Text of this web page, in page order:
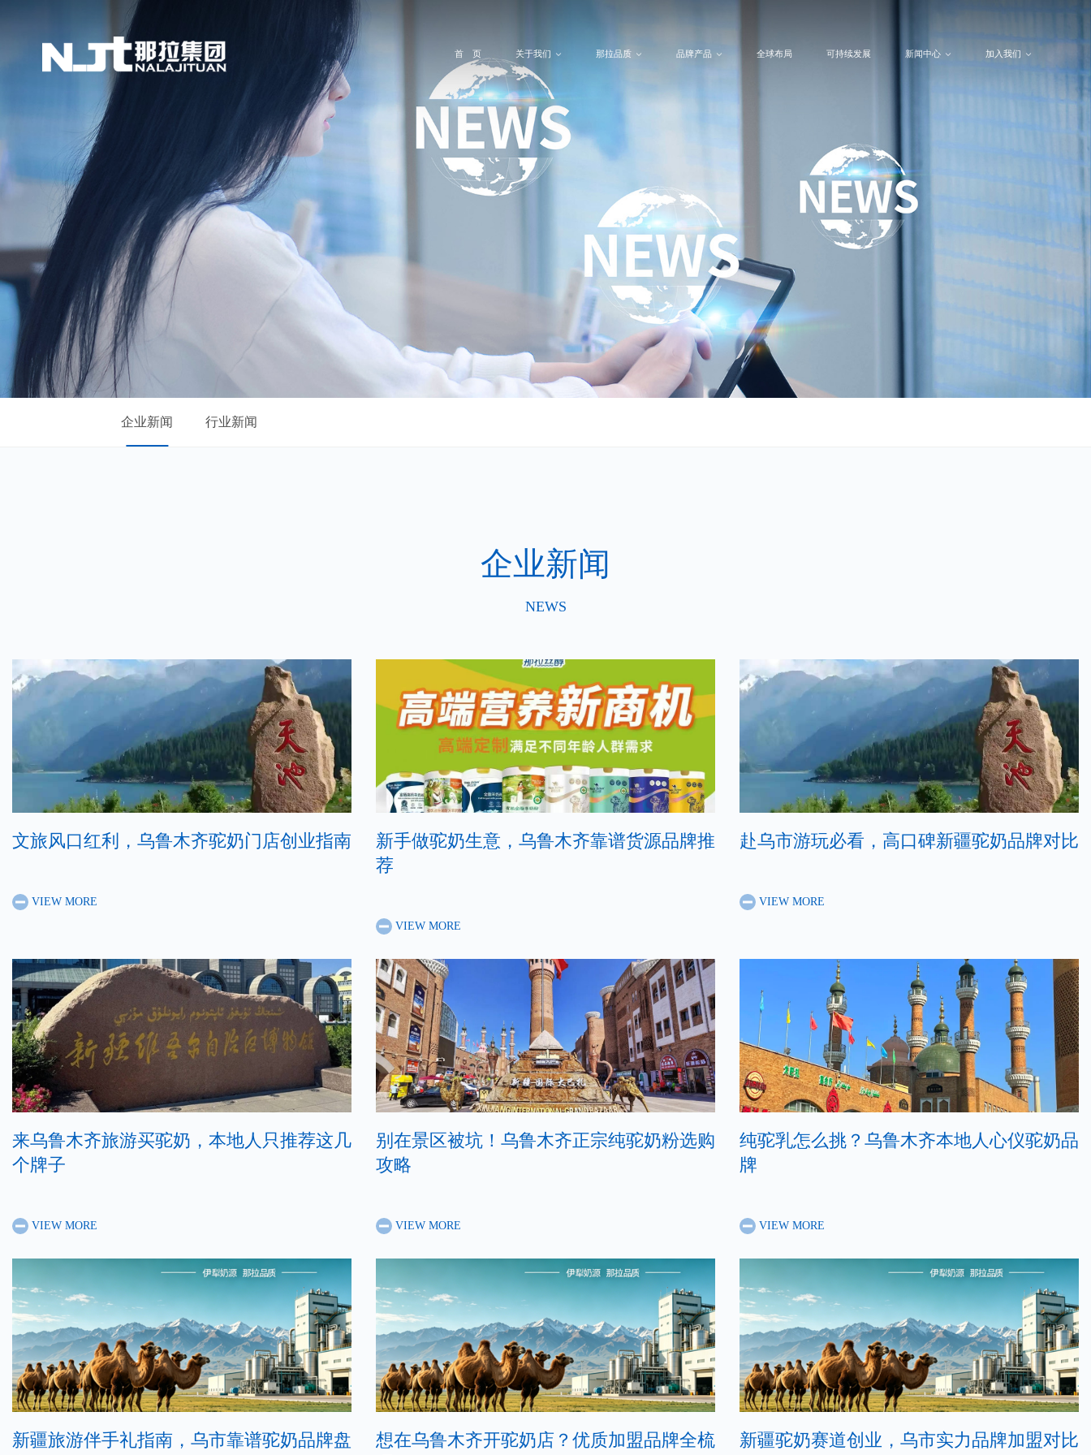
首 页 关于我们 那拉品质 品牌产品 全球布局 可持续发展 新闻中心 加入我们
企业新闻 行业新闻
企业新闻
NEWS
文旅风口红利，乌鲁木齐驼奶门店创业指南
VIEW MORE
新手做驼奶生意，乌鲁木齐靠谱货源品牌推
荐
VIEW MORE
赴乌市游玩必看，高口碑新疆驼奶品牌对比
VIEW MORE
来乌鲁木齐旅游买驼奶，本地人只推荐这几
个牌子
VIEW MORE
别在景区被坑！乌鲁木齐正宗纯驼奶粉选购
攻略
VIEW MORE
纯驼乳怎么挑？乌鲁木齐本地人心仪驼奶品
牌
VIEW MORE
新疆旅游伴手礼指南，乌市靠谱驼奶品牌盘
想在乌鲁木齐开驼奶店？优质加盟品牌全梳
新疆驼奶赛道创业，乌市实力品牌加盟对比